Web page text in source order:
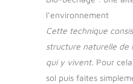
l’environnement
Cette technique
structure naturelle de
qui y vivent. Pour
sol puis faites